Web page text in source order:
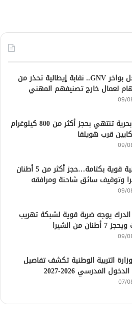
جدل داخل بواخر GNV.. نقابة إيطالية تحذر من
لعمال خارج تصنيفهم المهني
09/
مطاردة بحرية تنتهي بحجز أكثر من 800 كيلوغرام
قرب هويلفا
09/
ضربة أمنية قوية بكتامة…حجز أكثر من 5 أطنان
وتوقيف سائق شاحنة ومرافقه
09/
يوجه ضربة قوية لشبكة تهريب
من الشيرا
09/
التربية الوطنية تكشف تفاصيل
المدرسي 2026-2027
07/